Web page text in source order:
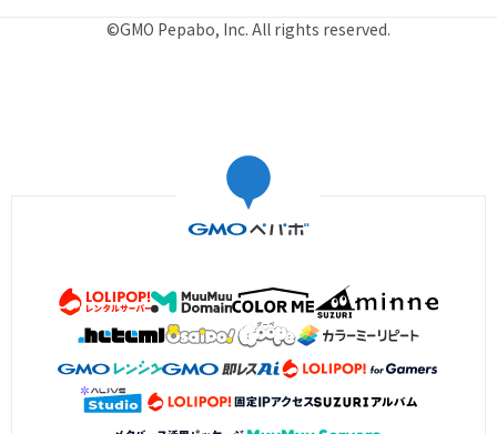
©GMO Pepabo, Inc. All rights reserved.